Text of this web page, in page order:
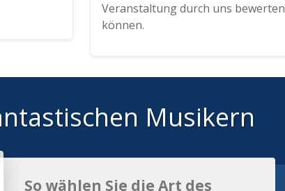
Veranstaltung durch uns bewerten
können.
Musikern
So wählen Sie die Art des